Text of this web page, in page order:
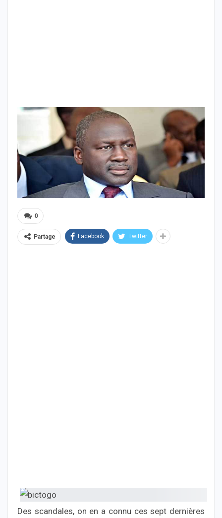
0
Partage Facebook Twitter
Des scandales, on en a connu ces sept dernières